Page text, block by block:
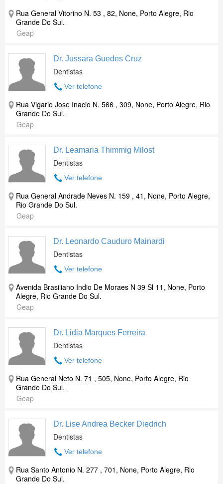
Rua General Vitorino N. 53 , 82, None, Porto Alegre, Rio
Grande Do Sul.
Geap
Dr. Jussara Guedes Cruz
Dentistas
Ver telefone
Rua Vigario Jose Inacio N. 566 , 309, None, Porto Alegre, Rio
Grande Do Sul.
Geap
Dr. Leamaria Thimmig Milost
Dentistas
Ver telefone
Rua General Andrade Neves N. 159 , 41, None, Porto Alegre,
Rio Grande Do Sul.
Geap
Dr. Leonardo Cauduro Mainardi
Dentistas
Ver telefone
Avenida Brasiliano Indio De Moraes N 39 Sl 11, None, Porto
Alegre, Rio Grande Do Sul.
Geap
Dr. Lidia Marques Ferreira
Dentistas
Ver telefone
Rua General Neto N. 71 , 505, None, Porto Alegre, Rio
Grande Do Sul.
Geap
Dr. Lise Andrea Becker Diedrich
Dentistas
Ver telefone
Rua Santo Antonio N. 277 , 701, None, Porto Alegre, Rio
Grande Do Sul.